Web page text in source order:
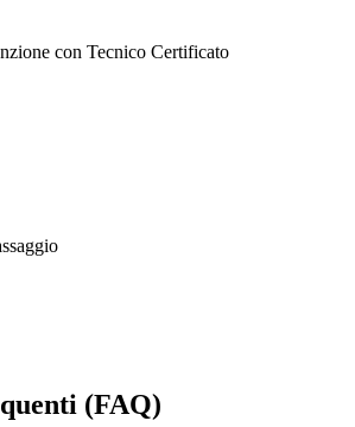
con Tecnico Certificato
(FAQ)